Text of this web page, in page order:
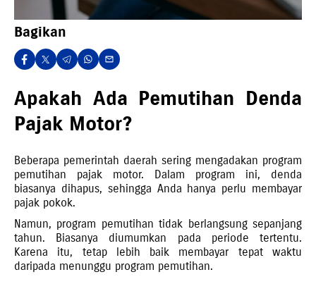
Bagikan
Apakah Ada Pemutihan Denda
Pajak Motor?
Beberapa pemerintah daerah sering mengadakan program
pemutihan pajak motor. Dalam program ini, denda
biasanya dihapus, sehingga Anda hanya perlu membayar
pajak pokok.
Namun, program pemutihan tidak berlangsung sepanjang
tahun. Biasanya diumumkan pada periode tertentu.
Karena itu, tetap lebih baik membayar tepat waktu
daripada menunggu program pemutihan.